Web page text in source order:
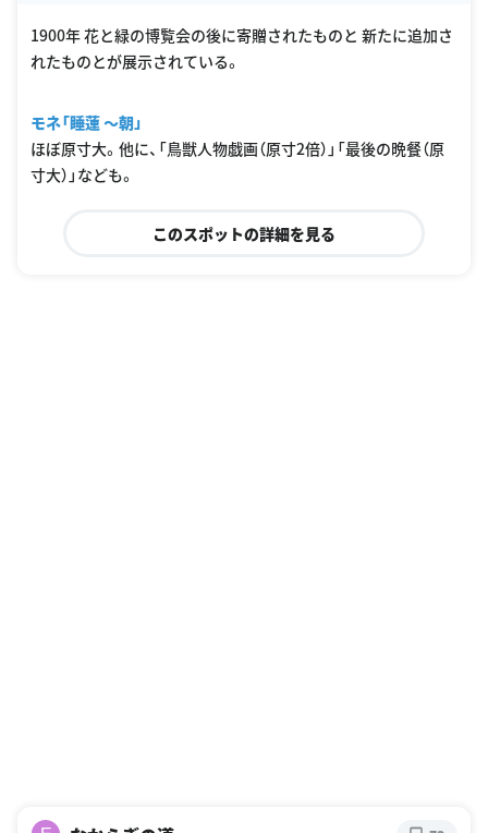
1900年 花と緑の博覧会の後に寄贈されたものと 新たに追加さ
れたものとが展示されている。
モネ「睡蓮 〜朝」
ほぼ原寸大。他に、「鳥獣人物戯画（原寸2倍）」「最後の晩餐（原
寸大）」なども。
このスポットの詳細を見る